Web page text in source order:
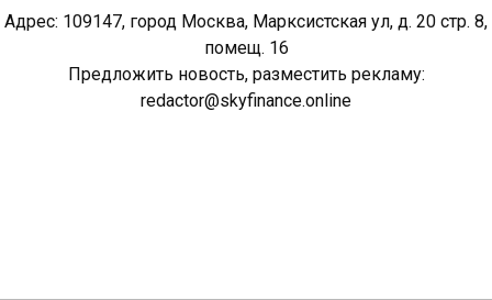
Адрес: 109147, город Москва, Марксистская ул, д. 20 стр. 8,
помещ. 16
Предложить новость, разместить рекламу:
redactor@skyfinance.online